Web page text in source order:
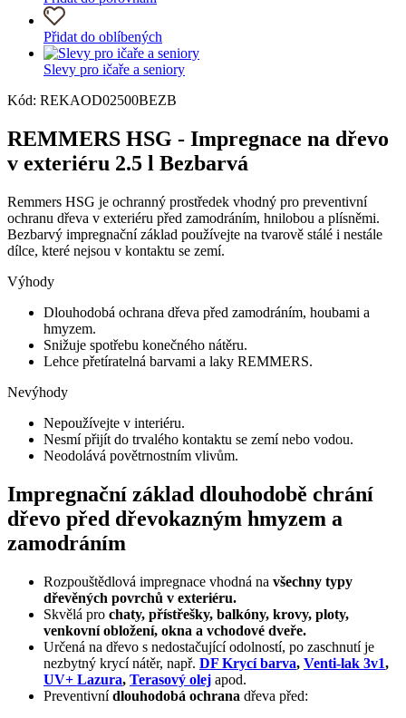
Přidat do oblíbených
Slevy pro ičaře a seniory
Kód: REKAOD02500BEZB
REMMERS HSG - Impregnace na dřevo
v exteriéru 2.5 l Bezbarvá
Remmers HSG je ochranný prostředek vhodný pro preventivní
ochranu dřeva v exteriéru před zamodráním, hnilobou a plísněmi.
Bezbarvý impregnační základ používejte na tvarově stálé i nestále
dílce, které nejsou v kontaktu se zemí.
Výhody
Dlouhodobá ochrana dřeva před zamodráním, houbami a
hmyzem.
Snižuje spotřebu konečného nátěru.
Lehce přetíratelná barvami a laky REMMERS.
Nevýhody
Nepoužívejte v interiéru.
Nesmí přijít do trvalého kontaktu se zemí nebo vodou.
Neodolává povětrnostním vlivům.
Impregnační základ dlouhodobě chrání
dřevo před dřevokazným hmyzem a
zamodráním
Rozpouštědlová impregnace vhodná na všechny typy
dřevěných povrchů v exteriéru.
Skvělá pro chaty, přístřešky, balkóny, krovy, ploty,
venkovní obložení, okna a vchodové dveře.
Určená na dřevo s nedostačující odolností, po zaschnutí je
nezbytný krycí nátěr, např. DF Krycí barva, Venti-lak 3v1,
UV+ Lazura, Terasový olej apod.
Preventivnídlouhodobá ochrana dřeva před: